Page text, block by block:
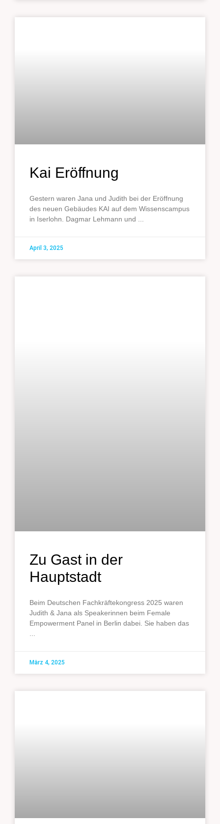
Kai Eröffnung
Gestern waren Jana und Judith bei der Eröffnung
des neuen Gebäudes KAI auf dem Wissenscampus
in Iserlohn. Dagmar Lehmann und
April 3, 2025
Zu Gast in der
Hauptstadt
Beim Deutschen Fachkräftekongress 2025 waren
Judith & Jana als Speakerinnen beim Female
Empowerment Panel in Berlin dabei. Sie haben das
März 4, 2025